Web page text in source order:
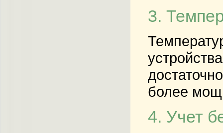
3.
более
4. Учет